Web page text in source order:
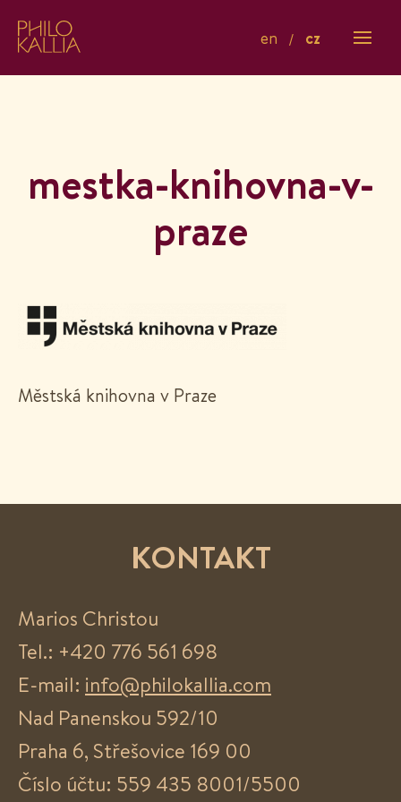
en cz
mestka-knihovna-v-
praze
Městská knihovna v Praze
KONTAKT
Marios Christou
Tel.: +420 776 561 698
E-mail: info@philokallia.com
Nad Panenskou 592/10
Praha 6, Střešovice 169 00
Číslo účtu: 559 435 8001/5500